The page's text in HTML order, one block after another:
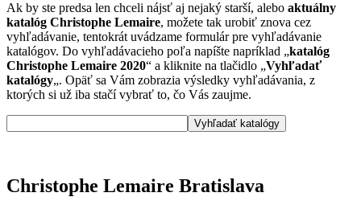
Ak by ste predsa len chceli nájsť aj nejaký starší, alebo aktuálny
katalóg Christophe Lemaire, možete tak urobiť znova cez
vyhľadávanie, tentokrát uvádzame formulár pre vyhľadávanie
katalógov. Do vyhľadávacieho poľa napíšte napríklad „katalóg
Christophe Lemaire 2020“ a kliknite na tlačidlo „Vyhľadať
katalógy„. Opäť sa Vám zobrazia výsledky vyhľadávania, z
ktorých si už iba stačí vybrať to, čo Vás zaujme.
Christophe Lemaire Bratislava